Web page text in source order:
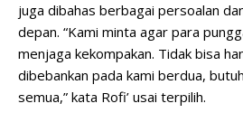
juga dibahas berbagai persoalan
depan. “Kami minta agar para
menjaga kekompakan. Tidak bisa
dibebankan pada kami berdua,
semua,” kata Rofi’ usai terpilih.